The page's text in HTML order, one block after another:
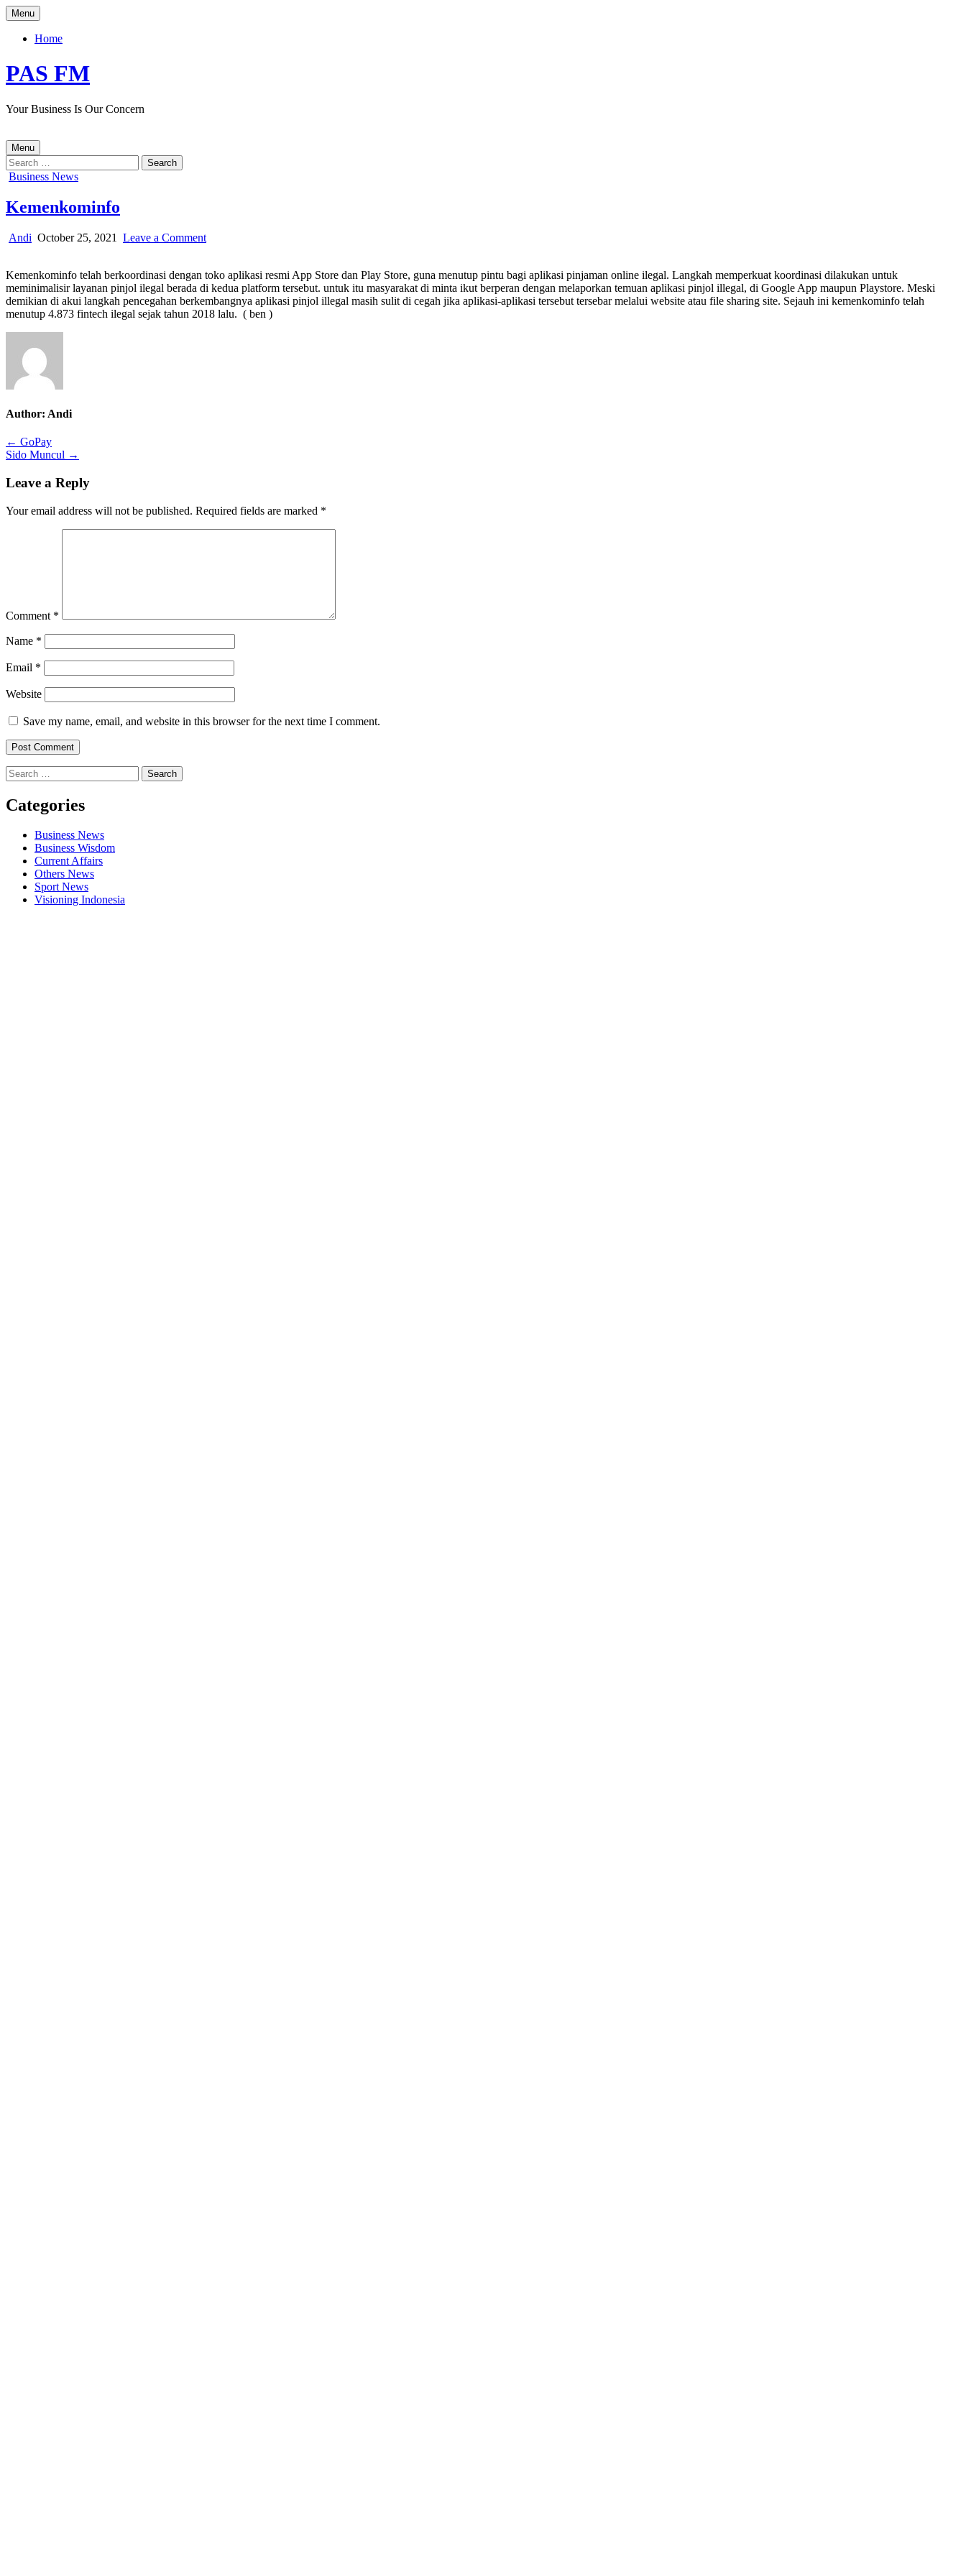
Skip
to
content
Menu
Home
PAS FM
Your Business Is Our Concern
Menu
Search
for:
Posted
Business News
Kemenkominfo
Author:
Andi Published
October 25, 2021 Leave a Commenton
Kemenkominfo telah berkoordinasi dengan toko aplikasi resmi App Store dan Play Store, guna menutup pintu bagi aplikasi pinjaman online ilegal. Langkah memperkuat koordinasi dilakukan untuk
meminimalisir layanan pinjol ilegal berada di kedua platform tersebut. untuk itu masyarakat di minta ikut berperan dengan melaporkan temuan aplikasi pinjol illegal, di Google App maupun Playstore. Meski
demikian di akui langkah pencegahan berkembangnya aplikasi pinjol illegal masih sulit di cegah jika aplikasi-aplikasi tersebut tersebar melalui website atau file sharing site. Sejauh ini kemenkominfo telah
menutup 4.873 fintech ilegal sejak tahun 2018 lalu. ( ben )
Author: Andi
Post
navigation
← GoPay
Sido Muncul →
Leave a Reply
Your email address will not be published. Required fields are marked *
Comment *
Name *
Email *
Website
Save my name, email, and website in this browser for the next time I comment.
Search
for:
Categories
Business News
Business Wisdom
Current Affairs
Others News
Sport News
Visioning Indonesia